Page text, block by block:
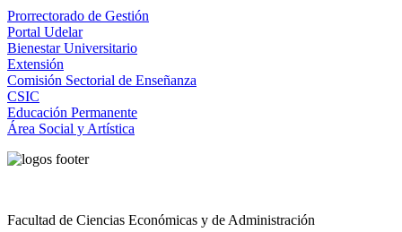
Prorrectorado de Gestión
Portal Udelar
Bienestar Universitario
Extensión
Comisión Sectorial de Enseñanza
CSIC
Educación Permanente
Área Social y Artística
Facultad de Ciencias Económicas y de Administración